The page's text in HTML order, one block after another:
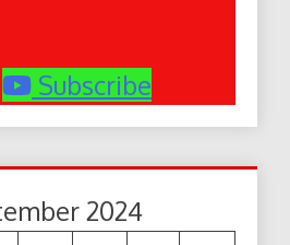
Subscribe
2024